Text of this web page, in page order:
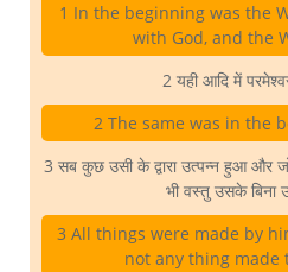
1 In the beginning was the
with God, and the
2 यही आदि में
2 The same was in the
3 सब कुछ उसी के द्वारा उत्पन्न हुआ और
भी वस्तु उसके बिना
3 All things were made by
not any thing made